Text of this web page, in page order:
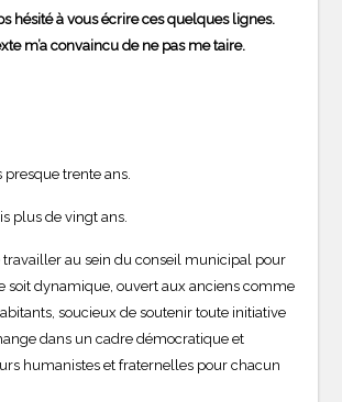
hésité à vous écrire ces quelques lignes.
m’a convaincu de ne pas me taire.
presque trente ans.
plus de vingt ans.
travailler au sein du conseil municipal pour
soit dynamique, ouvert aux anciens comme
soucieux de soutenir toute initiative
dans un cadre démocratique et
humanistes et fraternelles pour chacun